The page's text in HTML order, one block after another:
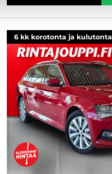
6 kk korotonta ja kulutonta